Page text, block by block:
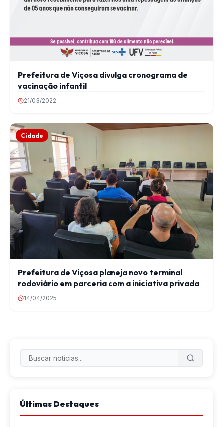
Prefeitura de Viçosa divulga cronograma de
vacinação infantil
21/03/2022
Cidade
Prefeitura de Viçosa planeja novo terminal
rodoviário em parceria com a iniciativa privada
14/04/2025
Últimas Destaques